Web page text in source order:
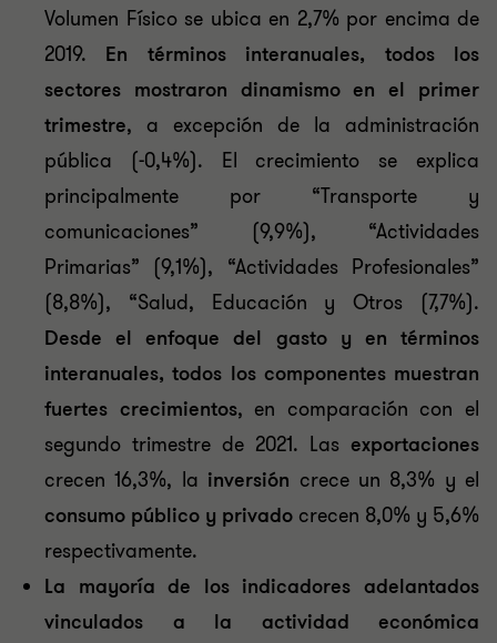
Volumen Físico se ubica en 2,7% por encima de
2019. En términos interanuales, todos los
sectores mostraron dinamismo en el primer
trimestre, a excepción de la administración
pública (-0,4%). El crecimiento se explica
principalmente por “Transporte y
comunicaciones” (9,9%), “Actividades
Primarias” (9,1%), “Actividades Profesionales”
(8,8%), “Salud, Educación y Otros (7,7%).
Desde el enfoque del gasto y en términos
interanuales, todos los componentes muestran
fuertes crecimientos, en comparación con el
segundo trimestre de 2021. Las exportaciones
crecen 16,3%, la inversión crece un 8,3% y el
consumo público y privado crecen 8,0% y 5,6%
respectivamente.
La mayoría de los indicadores adelantados
vinculados a la actividad económica